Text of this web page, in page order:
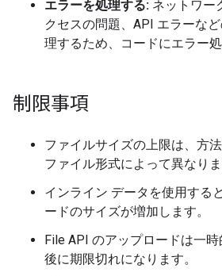
エラーを処理する: ネットワー
クセスの問題、API エラーな
理するため、コードにエラー処
制限事項
ファイルサイズの上限は、方
ファイル形式によって異なりま
インライン データを使用する
ードのサイズが増加します。
File API のアップロードは一
後に期限切れになります。